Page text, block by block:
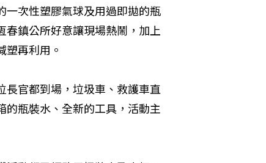
一次性塑膠氣球及用過即拋的瓶
鎮公所好意讓現場熱鬧，加上
再利用。
長官都到場，垃圾車、救護車直
瓶裝水、全新的工具，活動主